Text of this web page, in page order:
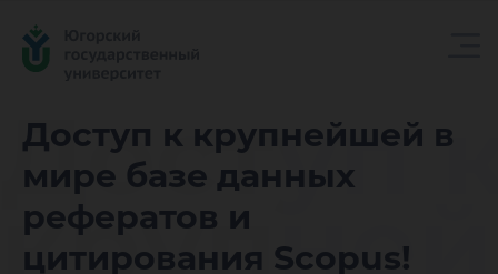
Доступ к крупнейшей в
мире базе данных
рефератов и
цитирования Scopus!
Доступ